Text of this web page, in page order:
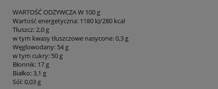
WARTOŚĆ ODŻYWCZA W 100 g
Wartość energetyczna: 1180 kJ/280 kcal
Tłuszcz: 2,0 g
w tym kwasy tłuszczowe nasycone: 0,3 g
Węglowodany: 54 g
w tym cukry: 50 g
Błonnik: 17 g
Białko: 3,1 g
Sól: 0,03 g